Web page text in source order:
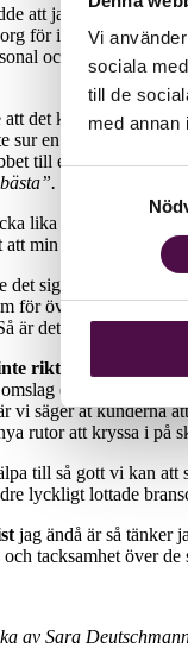
Vi
sociala
till de
med annan
att jag hade ett
för i händelse av
och sådana som
det kändes som en
sur en liten stund
till exempel. ”Ingen
lika som den där
att min mans yrke inte
sig sedan att
för övrigt är
är det bara.
riktigt
här ännu –
(kanske med
vi säger åt kunderna
rutor att kryssa i på
till så gott vi kan
lyckligt lottade
jag ändå är så tänker
tacksamhet över
av Sara